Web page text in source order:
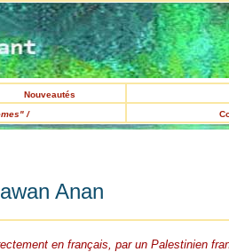
Nouveautés
/
Anan
en français, par un Palestinien